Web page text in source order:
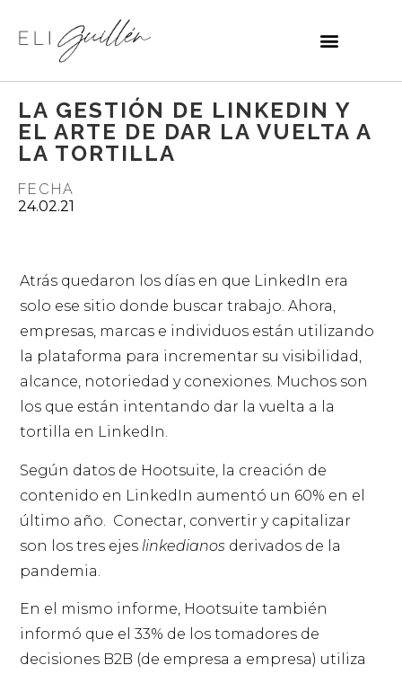
LA GESTIÓN DE LINKEDIN Y
EL ARTE DE DAR LA VUELTA A
LA TORTILLA
FECHA
24.02.21
Atrás quedaron los días en que LinkedIn era
solo ese sitio donde buscar trabajo. Ahora,
empresas, marcas e individuos están utilizando
la plataforma para incrementar su visibilidad,
alcance, notoriedad y conexiones. Muchos son
los que están intentando dar la vuelta a la
tortilla en LinkedIn.
Según datos de Hootsuite, la creación de
contenido en LinkedIn aumentó un 60% en el
último año. Conectar, convertir y capitalizar
son los tres ejes linkedianos derivados de la
pandemia.
En el mismo informe, Hootsuite también
informó que el 33% de los tomadores de
decisiones B2B (de empresa a empresa) utiliza